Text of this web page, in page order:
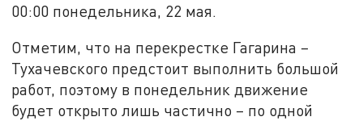
00:00 понедельника, 22 мая.
Отметим, что на перекрестке Гагарина –
Тухачевского предстоит выполнить большой
работ, поэтому в понедельник движение
будет открыто лишь частично – по одной